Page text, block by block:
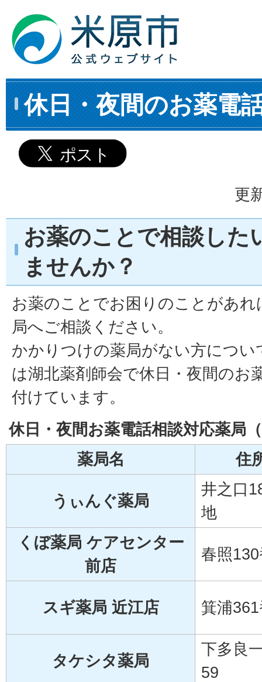
休日・夜間のお薬電
更
お薬のことで相談した
ませんか？
お薬のことでお困りのことがあ
局へご相談ください。
かかりつけの薬局がない方につい
は湖北薬剤師会で休日・夜間のお
付けています。
休日・夜間お薬電話相談対応薬局
薬局名
住
うぃんぐ薬局
井之口
地
くぼ薬局 ケアセンター
前店
春照
スギ薬局 近江店 箕浦
タケシタ薬局
下多良
59